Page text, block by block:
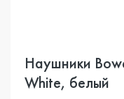
Наушники
White, белый